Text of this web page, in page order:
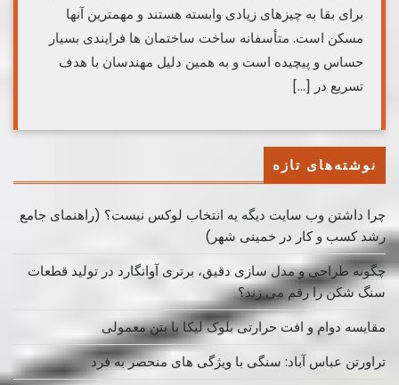
برای بقا به چیزهای زیادی وابسته هستند و مهمترین آنها
مسکن است. متأسفانه ساخت ساختمان ها فرایندی بسیار
حساس و پیچیده است و به همین دلیل مهندسان با هدف
تسریع در […]
نوشته‌های تازه
چرا داشتن وب سایت دیگه یه انتخاب لوکس نیست؟ (راهنمای جامع
رشد کسب ‌و کار در خمینی ‌شهر)
چگونه طراحی و مدل سازی دقیق، برتری آوانگارد در تولید قطعات
سنگ شکن را رقم می زند؟
مقایسه دوام و افت حرارتی بلوک لیکا با بتن معمولی
تراورتن عباس آباد: سنگی با ویژگی های منحصر به فرد